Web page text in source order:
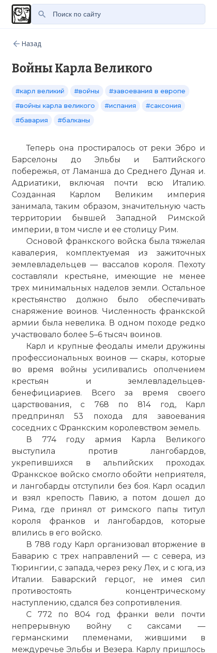
Назад
Войны Карла Великого
#карл великий #войны
#завоевания в европе
#войны карла великого
#испания
#саксония
#бавария
#балканы
Теперь она простиралось от реки Эбро и
Барселоны до Эльбы и Балтийского
побережья, от Ламанша до Среднего Дуная и.
Адриатики, включая почти всю Италию.
Созданная Карлом Великим империя
занимала, таким образом, значительную часть
территории бывшей Западной Римской
империи, в том числе и ее столицу Рим.
Основой франкского войска была тяжелая
кавалерия, комплектуемая из зажиточных
землевладельцев — вассалов короля. Пехоту
составляли крестьяне, имеющие не менее
трех минимальных наделов земли. Остальное
крестьянство должно было обеспечивать
снаряжение воинов. Численность франкской
армии была невелика. В одном походе редко
участвовало более 5–6 тысяч воинов.
Карл и крупные феодалы имели дружины
профессиональных воинов — скары, которые
во время войны усиливались ополчением
крестьян и землевладельцев-
бенефициариев. Всего за время своего
царствования, с 768 по 814 год, Карл
предпринял 53 похода для завоевания
соседних с Франкским королевством земель.
В 774 году армия Карла Великого
выступила против лангобардов,
укрепившихся в альпийских проходах.
Франкское войско смогло обойти неприятеля,
и лангобарды отступили без боя. Карл осадил
и взял крепость Павию, а потом дошел до
Рима, где принял от римского папы титул
короля франков и лангобардов, которые
влились в его войско.
В 788 году Карл организовал вторжение в
Баварию с трех направлений — с севера, из
Тюрингии, с запада, через реку Лех, и с юга, из
Италии. Баварский герцог, не имея сил
противостоять концентрическому
наступлению, сдался без сопротивления.
С 772 по 804 год франки вели почти
непрерывную войну с саксами —
германскими племенами, жившими в
междуречье Эльбы и Везера. Карлу пришлось